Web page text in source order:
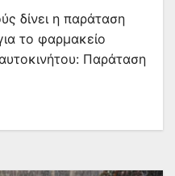
δίνει η παράταση
το φαρμακείο
Παράταση